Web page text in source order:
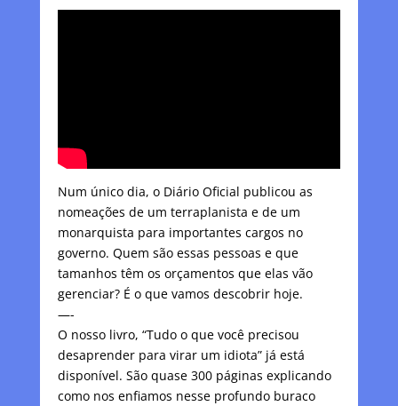
Num único dia, o Diário Oficial publicou as
nomeações de um terraplanista e de um
monarquista para importantes cargos no
governo. Quem são essas pessoas e que
tamanhos têm os orçamentos que elas vão
gerenciar? É o que vamos descobrir hoje.
—-
O nosso livro, “Tudo o que você precisou
desaprender para virar um idiota” já está
disponível. São quase 300 páginas explicando
como nos enfiamos nesse profundo buraco